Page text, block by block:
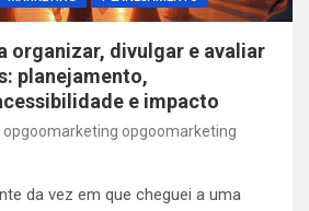
organizar, divulgar e avaliar
planejamento,
e impacto
opgoomarketing opgoomarketing
da vez em que cheguei a uma